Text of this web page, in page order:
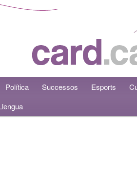
principal
secundari
Política Successos Esports